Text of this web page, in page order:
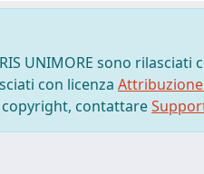
UNIMORE sono rilasciati
con licenza Attribuzione
contattare